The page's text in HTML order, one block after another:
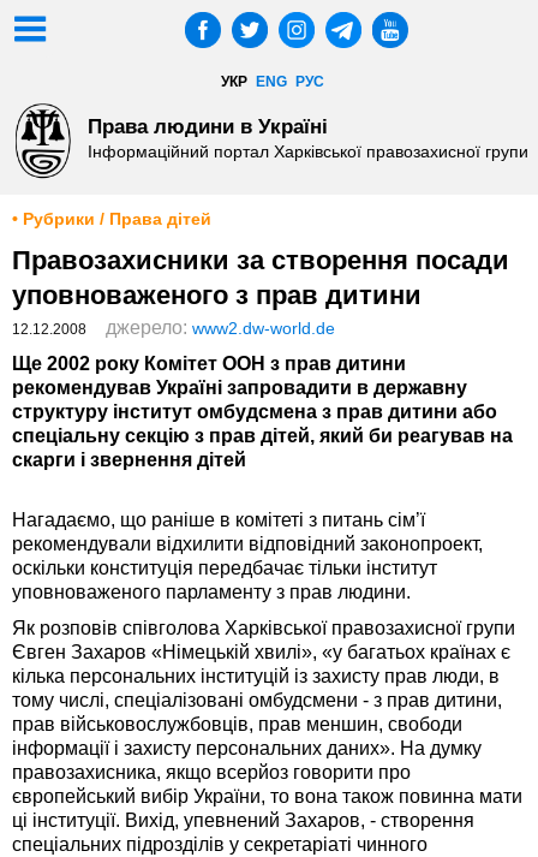
УКР ENG РУС
Права людини в Україні
Інформаційний портал Харківської правозахисної групи
• Рубрики / Права дітей
Правозахисники за створення посади
уповноваженого з прав дитини
12.12.2008 джерело: www2.dw-world.de
Ще 2002 року Комітет ООН з прав дитини
рекомендував Україні запровадити в державну
структуру інститут омбудсмена з прав дитини або
спеціальну секцію з прав дітей, який би реагував на
скарги і звернення дітей
Нагадаємо, що раніше в комітеті з питань сім’ї
рекомендували відхилити відповідний законопроект,
оскільки конституція передбачає тільки інститут
уповноваженого парламенту з прав людини.
Як розповів співголова Харківської правозахисної групи
Євген Захаров «Німецькій хвилі», «у багатьох країнах є
кілька персональних інституцій із захисту прав люди, в
тому числі, спеціалізовані омбудсмени - з прав дитини,
прав військовослужбовців, прав меншин, свободи
інформації і захисту персональних даних». На думку
правозахисника, якщо всерйоз говорити про
європейський вибір України, то вона також повинна мати
ці інституції. Вихід, упевнений Захаров, - створення
спеціальних підрозділів у секретаріаті чинного